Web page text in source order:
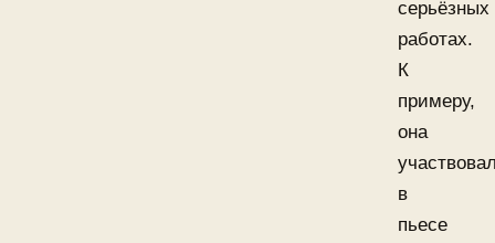
серьёзных
работах.
К
примеру,
она
в
пьесе